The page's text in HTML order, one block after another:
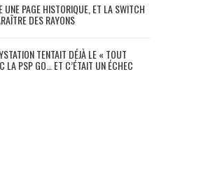
UNE PAGE HISTORIQUE, ET LA SWITCH
DES RAYONS
TENTAIT DÉJÀ LE « TOUT
LA PSP GO… ET C’ÉTAIT UN ÉCHEC